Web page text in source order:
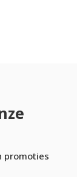
promoties